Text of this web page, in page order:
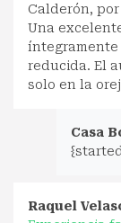
Calderón,
Una
íntegramente
reducida. El
solo en la
Casa
Raquel